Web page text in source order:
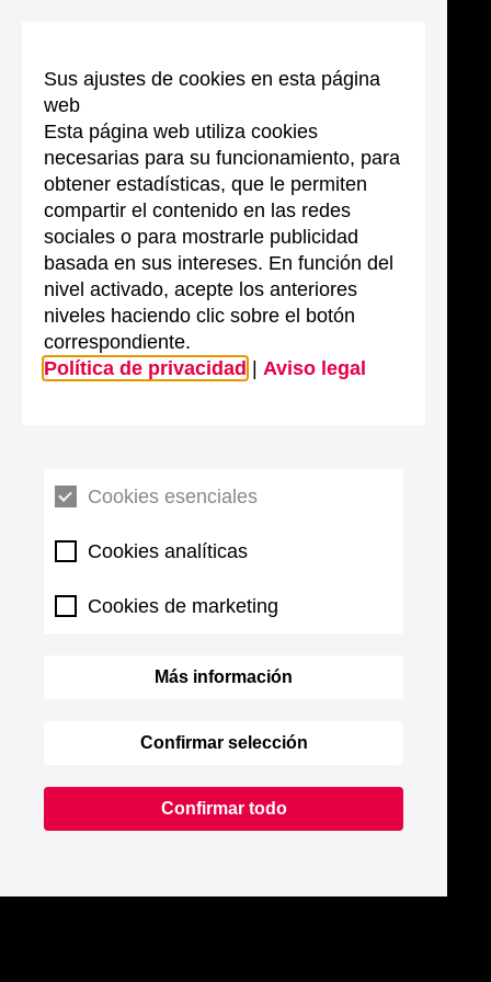
Sus ajustes de cookies en esta página
web
Esta página web utiliza cookies
necesarias para su funcionamiento, para
obtener estadísticas, que le permiten
compartir el contenido en las redes
sociales o para mostrarle publicidad
basada en sus intereses. En función del
nivel activado, acepte los anteriores
niveles haciendo clic sobre el botón
correspondiente.
Política de privacidad
Aviso legal
Cookies esenciales
Cookies analíticas
Cookies de marketing
Más información
Confirmar selección
Confirmar todo